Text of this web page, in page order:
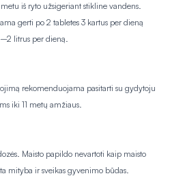
iš ryto užsigeriant stikline vandens.
gerti po 2 tabletes 3 kartus per dieną
litrus per dieną.
rekomenduojama pasitarti su gydytoju
iki 11 metų amžiaus.
Maisto papildo nevartoti kaip maisto
mityba ir sveikas gyvenimo būdas.